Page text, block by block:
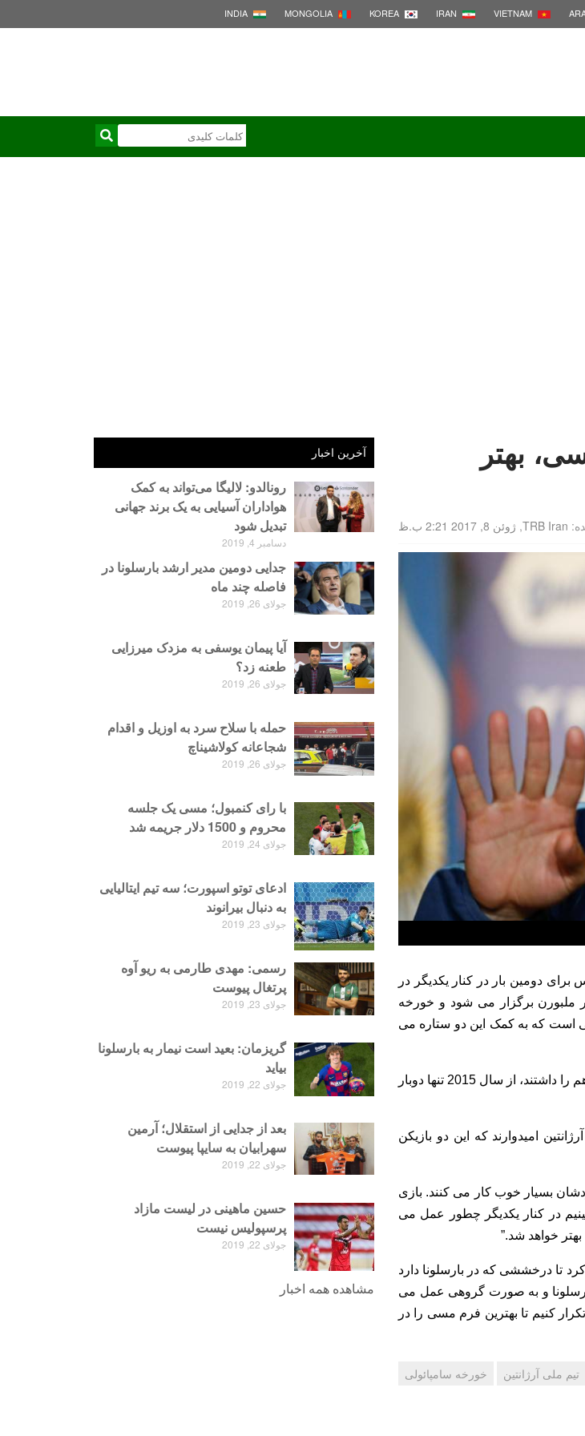
VIETNAM
IRAN
KOREA
MONGOLIA
INDIA
بهتر
TRB Iran
, ژوئن 8, 2017 2:21 ب.ظ
برای دومین بار در کنار یکدیگر در
ملبورن برگزار می شود و خورخه
است که به کمک این دو ستاره می
مسی و دیبالا که به ندرت در زمان حضور ادگاردو بائوسا فرصت بازی در کنار هم را داشتند، از سال 2015 تنها دوبار
امیدوارند که این دو بازیکن
بسیار خوب کار می کنند. بازی
در کنار یکدیگر چطور عمل می
بهتر خواهد شد.”
تا درخششی که در بارسلونا دارد
و به صورت گروهی عمل می
کنیم تا بهترین فرم مسی را در
تیم ملی آرژانتین خورخه سامپائولی
آخرین اخبار
رونالدو: لالیگا می‌تواند به کمک
هواداران آسیایی به یک برند جهانی
تبدیل شود
دسامبر 4, 2019
جدایی دومین مدیر ارشد بارسلونا در
فاصله چند ماه
جولای 26, 2019
آیا پیمان یوسفی به مزدک میرزایی
طعنه زد؟
جولای 26, 2019
حمله با سلاح سرد به اوزیل و اقدام
شجاعانه کولاشیناچ
جولای 26, 2019
با رای کنمبول؛ مسی یک جلسه
محروم و 1500 دلار جریمه شد
جولای 24, 2019
ادعای توتو اسپورت؛ سه تیم ایتالیایی
به دنبال بیرانوند
جولای 23, 2019
رسمی: مهدی طارمی به ریو آوه
پرتغال پیوست
جولای 23, 2019
گریزمان: بعید است نیمار به بارسلونا
بیاید
جولای 22, 2019
بعد از جدایی از استقلال؛ آرمین
سهرابیان به سایپا پیوست
جولای 22, 2019
حسین ماهینی در لیست مازاد
پرسپولیس نیست
جولای 22, 2019
مشاهده همه اخبار